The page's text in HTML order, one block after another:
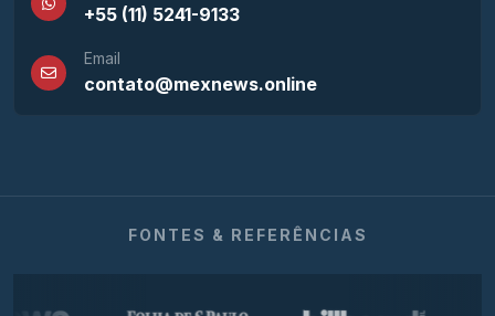
+55 (11) 5241-9133
Email
contato@mexnews.online
FONTES & REFERÊNCIAS